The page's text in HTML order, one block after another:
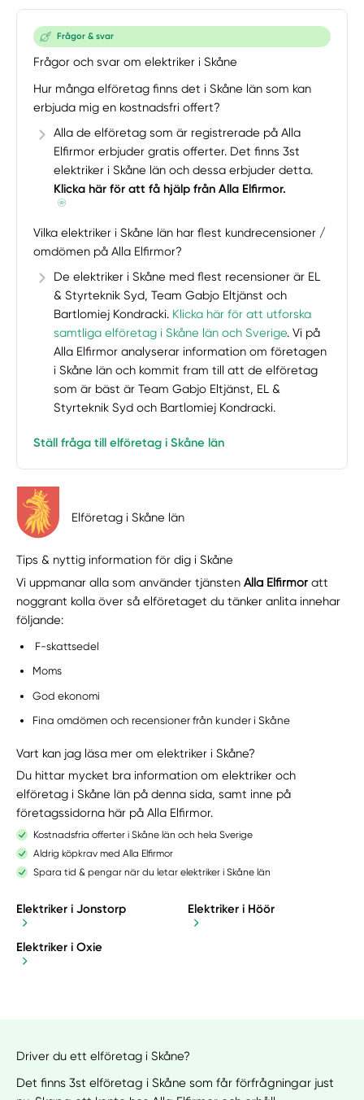
Frågor & svar
Frågor och svar om elektriker i Skåne
Hur många elföretag finns det i Skåne län som kan
erbjuda mig en kostnadsfri offert?
Alla de elföretag som är registrerade på Alla
Elfirmor erbjuder gratis offerter. Det finns 3st
elektriker i Skåne län och dessa erbjuder detta.
Klicka här för att få hjälp från Alla Elfirmor.
Vilka elektriker i Skåne län har flest kundrecensioner /
omdömen på Alla Elfirmor?
De elektriker i Skåne med flest recensioner är EL
& Styrteknik Syd, Team Gabjo Eltjänst och
Bartlomiej Kondracki. Klicka här för att utforska
samtliga elföretag i Skåne län och Sverige. Vi på
Alla Elfirmor analyserar information om företagen
i Skåne län och kommit fram till att de elföretag
som är bäst är Team Gabjo Eltjänst, EL &
Styrteknik Syd och Bartlomiej Kondracki.
Ställ fråga till elföretag i Skåne län
Elföretag i Skåne län
Tips & nyttig information för dig i Skåne
Vi uppmanar alla som använder tjänstenAlla Elfirmor att
noggrant kolla över så elföretaget du tänker anlita innehar
följande:
F-skattsedel
Moms
God ekonomi
Fina omdömen och recensioner från kunder i Skåne
Vart kan jag läsa mer om elektriker i Skåne?
Du hittar mycket bra information om elektriker och
elföretag i Skåne län på denna sida, samt inne på
företagssidorna här på Alla Elfirmor.
Kostnadsfria offerter i Skåne län och hela Sverige
Aldrig köpkrav med Alla Elfirmor
Spara tid & pengar när du letar elektriker i Skåne län
Elektriker i Jonstorp Elektriker i Höör
Elektriker i Oxie
Driver du ett elföretag i Skåne?
Det finns 3st elföretag i Skåne som får förfrågningar just